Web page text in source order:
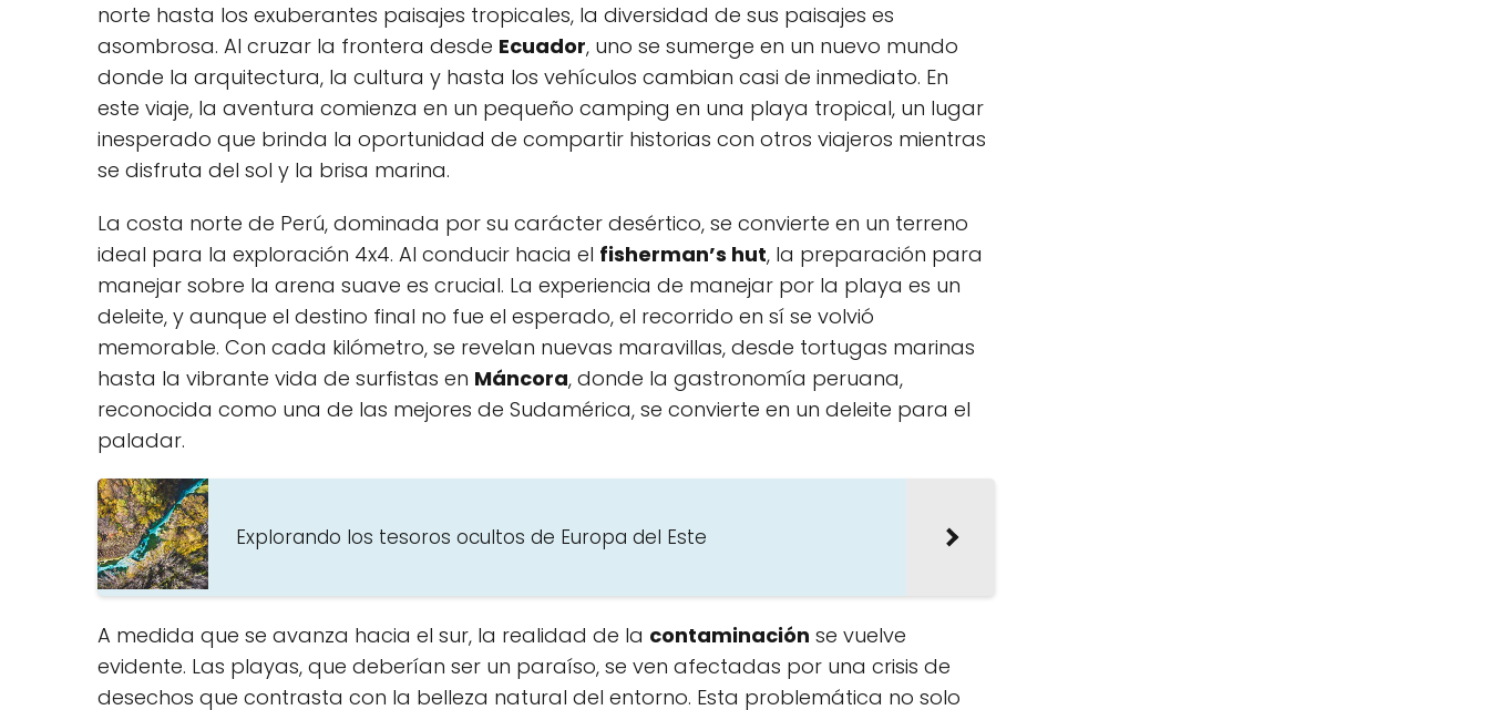
norte hasta los exuberantes paisajes tropicales, la⁣ diversidad de sus paisajes es
asombrosa. Al cruzar ⁢la frontera desde Ecuador, uno se⁣ sumerge en un nuevo mundo
donde la arquitectura, la cultura y​ hasta los vehículos cambian casi de inmediato. En
este viaje, la aventura comienza en un‍ pequeño camping en una playa⁣ tropical, un‌ lugar
inesperado que brinda la oportunidad de compartir historias con otros viajeros mientras
se disfruta ‍del sol y la brisa marina.
La costa norte de Perú, dominada por su‌ carácter ​desértico, se convierte en ​un terreno
ideal⁣ para la exploración 4x4.‍ Al conducir hacia el fisherman’s hut, la preparación para
manejar‍ sobre ⁣la arena suave es crucial. La experiencia de manejar por la playa ⁢es un
deleite, y‍ aunque el destino final no fue el esperado, el recorrido en sí se volvió
memorable. Con cada kilómetro, se revelan ⁣nuevas maravillas, desde tortugas marinas
hasta la vibrante vida de⁤ surfistas‌ en Máncora,⁢ donde la gastronomía ‌peruana,
reconocida como una⁢ de las‌ mejores ⁤de Sudamérica, se‍ convierte en un deleite para el
⁢paladar.
Explorando los tesoros ocultos de Europa del Este
A medida que se avanza hacia el sur, la realidad de la⁢ contaminación se vuelve
evidente. Las playas, que deberían ser un paraíso, se ​ven afectadas por una crisis de
desechos que contrasta con la belleza natural del entorno. Esta problemática no solo